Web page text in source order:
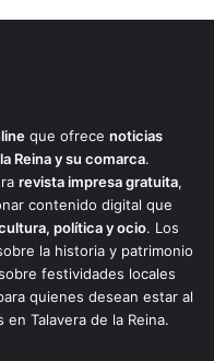
que ofrece noticias
Reina y su comarca.
revista impresa gratuita,
contenido digital que
política y ocio. Los
la historia y patrimonio
festividades locales
quienes desean estar al
Talavera de la Reina.